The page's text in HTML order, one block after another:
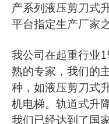
产系列液压剪刀式
平台指定生产厂家
我公司在起重行业
熟的专家，我们的
种，如液压剪刀式
机电梯。轨道式升
我们已经达到了国